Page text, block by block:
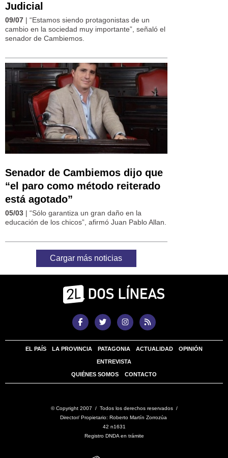
Judicial
09/07 | “Estamos siendo protagonistas de un
cambio en la sociedad muy importante”, señaló el
senador de Cambiemos.
Senador de Cambiemos dijo que
“el paro como método reiterado
está agotado”
05/03 | “Sólo garantiza un gran daño en la
educación de los chicos”, afirmó Juan Pablo Allan.
Cargar más noticias
EL PAÍS LA PROVINCIA PATAGONIA ACTUALIDAD OPINIÓN
ENTREVISTA
QUIÉNES SOMOS CONTACTO
© Copyright 2007 / Todos los derechos reservados /
Director/ Propietario: Roberto Martín Zorrozúa
42 n1631
Registro DNDA en trámite